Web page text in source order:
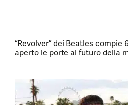
“Revolver” dei Beatles compie
aperto le porte al futuro della